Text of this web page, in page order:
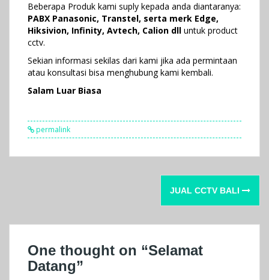
Beberapa Produk kami suply kepada anda diantaranya:
PABX Panasonic, Transtel, serta merk Edge,
Hiksivion, Infinity, Avtech, Calion dll untuk product
cctv.
Sekian informasi sekilas dari kami jika ada permintaan
atau konsultasi bisa menghubung kami kembali.
Salam Luar Biasa
permalink
JUAL CCTV BALI
One thought on “Selamat
Datang”